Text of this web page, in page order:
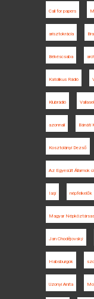
Call for papers
arisztokrácia
Békéscsaba
Katolikus Rádió
Klubrádió
azonnali Bánáti
Kosztolányi Dezső
Az Egyesült Államok
Iaşi népfelkelők
Magyar
Jan Chodějovský
Habsburgok
Uzonyi Anita